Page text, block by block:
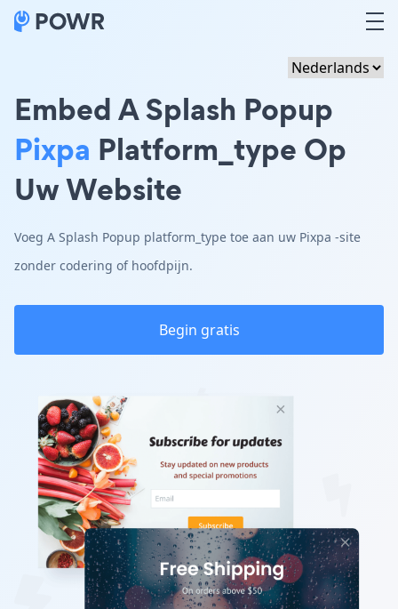
Embed A Splash Popup
Pixpa Platform_type Op
Uw Website
Voeg A Splash Popup platform_type toe aan uw Pixpa -site
zonder codering of hoofdpijn.
Begin gratis